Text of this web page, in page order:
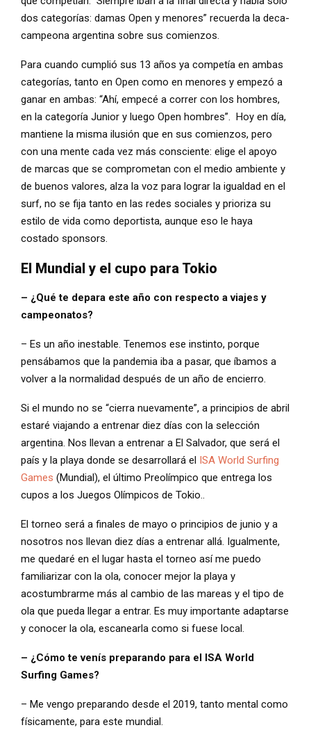
dos categorías: damas Open y menores” recuerda la deca-
campeona argentina sobre sus comienzos.
Para cuando cumplió sus 13 años ya competía en ambas
categorías, tanto en Open como en menores y empezó a
ganar en ambas: “Ahí, empecé a correr con los hombres,
en la categoría Junior y luego Open hombres”. Hoy en día,
mantiene la misma ilusión que en sus comienzos, pero
con una mente cada vez más consciente: elige el apoyo
de marcas que se comprometan con el medio ambiente y
de buenos valores, alza la voz para lograr la igualdad en el
surf, no se fija tanto en las redes sociales y prioriza su
estilo de vida como deportista, aunque eso le haya
costado sponsors.
El Mundial y el cupo para Tokio
– ¿Qué te depara este año con respecto a viajes y
campeonatos?
– Es un año inestable. Tenemos ese instinto, porque
pensábamos que la pandemia iba a pasar, que íbamos a
volver a la normalidad después de un año de encierro.
Si el mundo no se “cierra nuevamente”, a principios de abril
estaré viajando a entrenar diez días con la selección
argentina. Nos llevan a entrenar a El Salvador, que será el
país y la playa donde se desarrollará el ISA World Surfing
Games (Mundial), el último Preolímpico que entrega los
cupos a los Juegos Olímpicos de Tokio..
El torneo será a finales de mayo o principios de junio y a
nosotros nos llevan diez días a entrenar allá. Igualmente,
me quedaré en el lugar hasta el torneo así me puedo
familiarizar con la ola, conocer mejor la playa y
acostumbrarme más al cambio de las mareas y el tipo de
ola que pueda llegar a entrar. Es muy importante adaptarse
y conocer la ola, escanearla como si fuese local.
– ¿Cómo te venís preparando para el ISA World
Surfing Games?
– Me vengo preparando desde el 2019, tanto mental como
físicamente, para este mundial.